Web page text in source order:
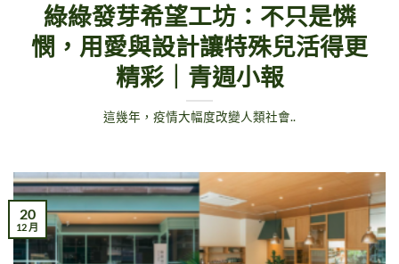
綠綠發芽希望工坊：不只是憐
憫，用愛與設計讓特殊兒活得更
精彩｜青週小報
這幾年，疫情大幅度改變人類社會..
20
12 月